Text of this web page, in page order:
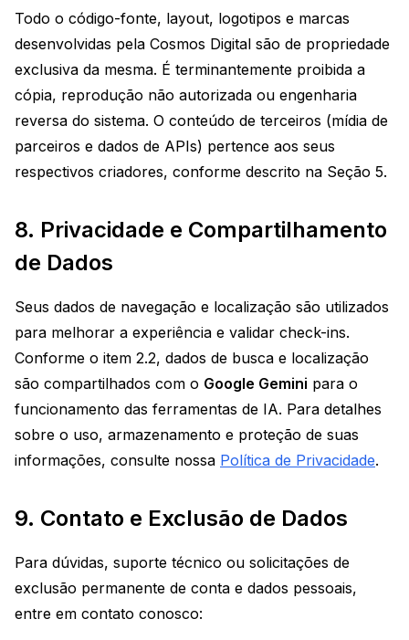
Todo o código-fonte, layout, logotipos e marcas
desenvolvidas pela Cosmos Digital são de propriedade
exclusiva da mesma. É terminantemente proibida a
cópia, reprodução não autorizada ou engenharia
reversa do sistema. O conteúdo de terceiros (mídia de
parceiros e dados de APIs) pertence aos seus
respectivos criadores, conforme descrito na Seção 5.
8. Privacidade e Compartilhamento
de Dados
Seus dados de navegação e localização são utilizados
para melhorar a experiência e validar check-ins.
Conforme o item 2.2, dados de busca e localização
são compartilhados com o Google Gemini para o
funcionamento das ferramentas de IA. Para detalhes
sobre o uso, armazenamento e proteção de suas
informações, consulte nossa Política de Privacidade.
9. Contato e Exclusão de Dados
Para dúvidas, suporte técnico ou solicitações de
exclusão permanente de conta e dados pessoais,
entre em contato conosco: